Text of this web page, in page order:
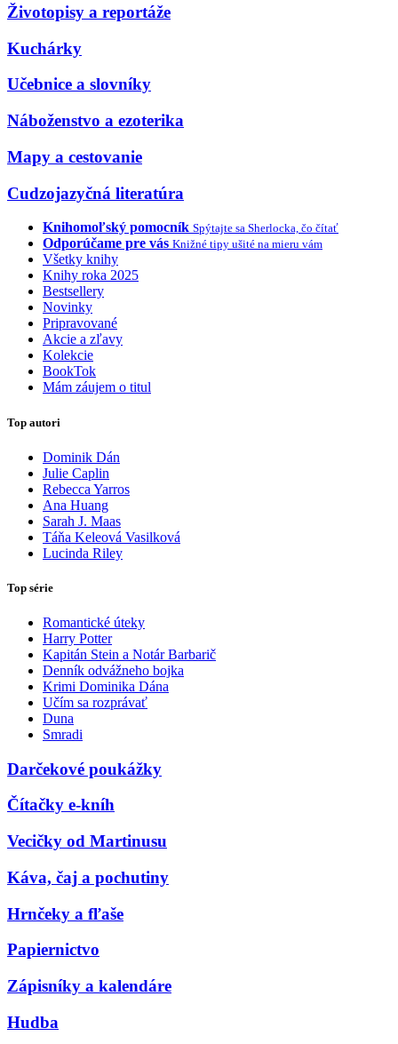
Životopisy a reportáže
Kuchárky
Učebnice a slovníky
Náboženstvo a ezoterika
Mapy a cestovanie
Cudzojazyčná literatúra
Knihomoľský pomocník Spýtajte sa Sherlocka, čo čítať
Odporúčame pre vás Knižné tipy ušité na mieru vám
Všetky knihy
Knihy roka 2025
Bestsellery
Novinky
Pripravované
Akcie a zľavy
Kolekcie
BookTok
Mám záujem o titul
Top autori
Dominik Dán
Julie Caplin
Rebecca Yarros
Ana Huang
Sarah J. Maas
Táňa Keleová Vasilková
Lucinda Riley
Top série
Romantické úteky
Harry Potter
Kapitán Stein a Notár Barbarič
Denník odvážneho bojka
Krimi Dominika Dána
Učím sa rozprávať
Duna
Smradi
Darčekové poukážky
Čítačky e-kníh
Vecičky od Martinusu
Káva, čaj a pochutiny
Hrnčeky a fľaše
Papiernictvo
Zápisníky a kalendáre
Hudba